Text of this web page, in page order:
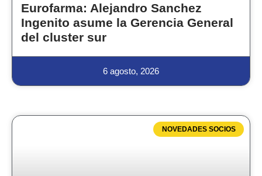
Eurofarma: Alejandro Sanchez
Ingenito asume la Gerencia General
del cluster sur
6 agosto, 2026
NOVEDADES SOCIOS